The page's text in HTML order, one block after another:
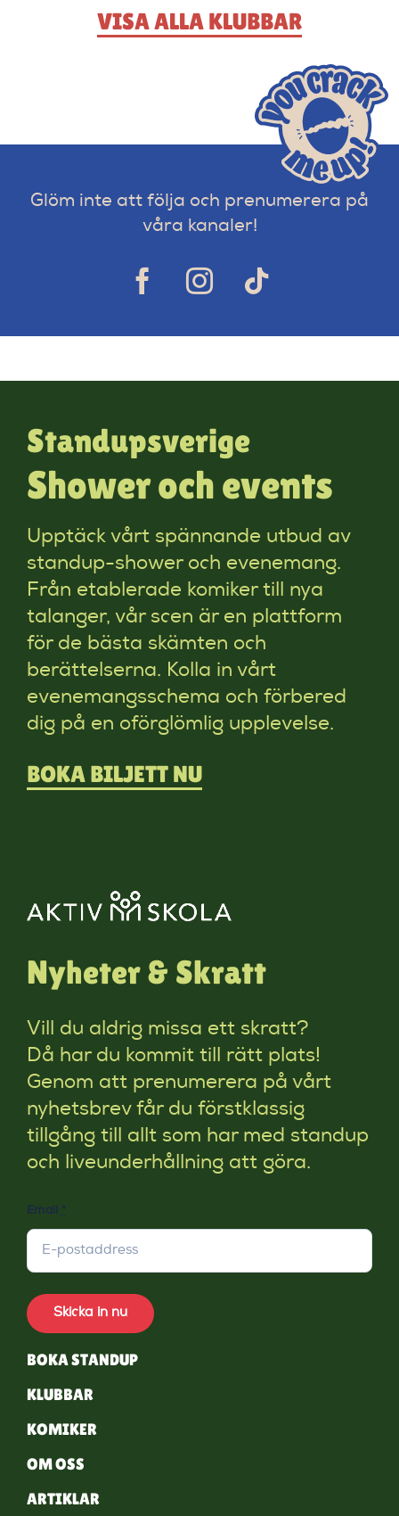
VISA ALLA KLUBBAR
Glöm inte att följa och prenumerera på
våra kanaler!
Standupsverige
Shower och events
Upptäck vårt spännande utbud av
standup-shower och evenemang.
Från etablerade komiker till nya
talanger, vår scen är en plattform
för de bästa skämten och
berättelserna. Kolla in vårt
evenemangsschema och förbered
dig på en oförglömlig upplevelse.
BOKA BILJETT NU
Nyheter & Skratt
Vill du aldrig missa ett skratt?
Då har du kommit till rätt plats!
Genom att prenumerera på vårt
nyhetsbrev får du förstklassig
tillgång till allt som har med standup
och liveunderhållning att göra.
Email *
Skicka in nu
BOKA STANDUP
KLUBBAR
KOMIKER
OM OSS
ARTIKLAR